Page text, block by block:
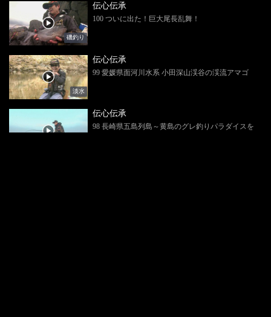
磯釣り
伝心伝承
100 ついに出た！巨大尾長乱舞！
淡水
伝心伝承
99 愛媛県面河川水系 小田深山渓谷の渓流アマゴ
伝心伝承
98 長崎県五島列島～黄島のグレ釣りパラダイスを